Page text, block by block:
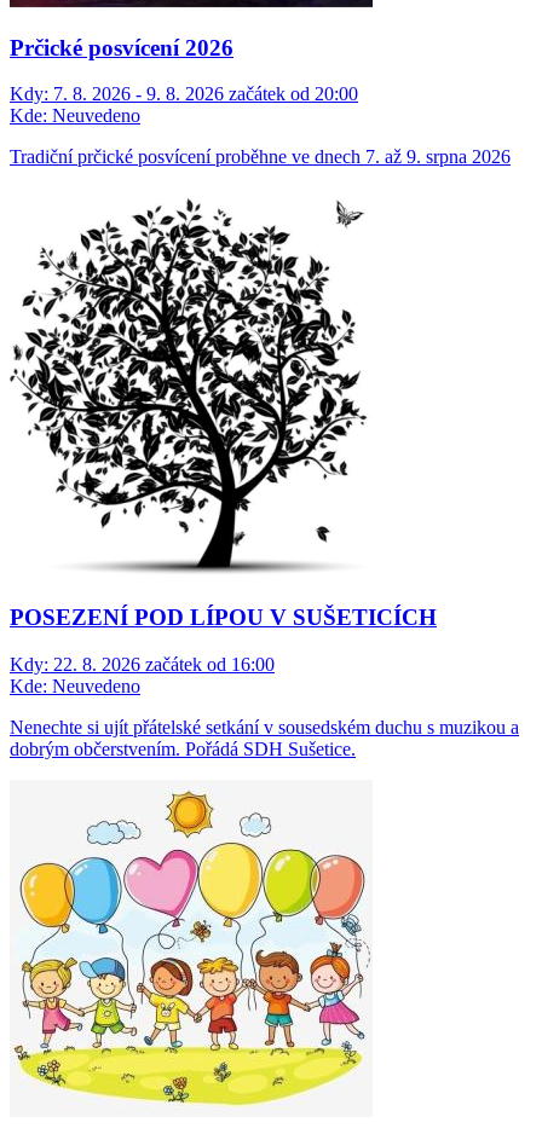
Prčické posvícení 2026
Kdy: 7. 8. 2026 - 9. 8. 2026 začátek od 20:00
Kde: Neuvedeno
Tradiční prčické posvícení proběhne ve dnech 7. až 9. srpna 2026
POSEZENÍ POD LÍPOU V SUŠETICÍCH
Kdy: 22. 8. 2026 začátek od 16:00
Kde: Neuvedeno
Nenechte si ujít přátelské setkání v sousedském duchu s muzikou a
dobrým občerstvením. Pořádá SDH Sušetice.